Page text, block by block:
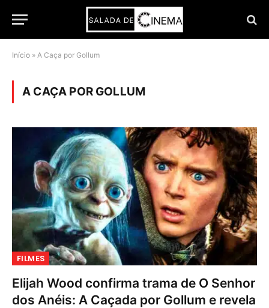
Início » A Caça por Gollum
A CAÇA POR GOLLUM
FILMES
Elijah Wood confirma trama de O Senhor
dos Anéis: A Caçada por Gollum e revela